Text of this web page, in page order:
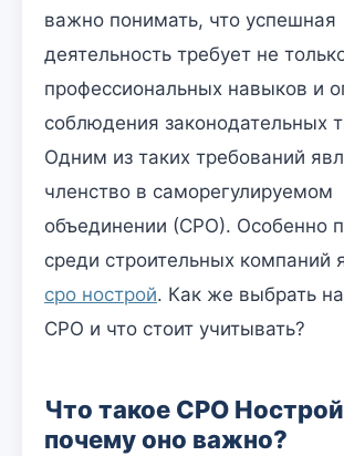
важно понимать, что успешная
деятельность требует не
профессиональных навыков и
соблюдения законодательных
Одним из таких требований
членство в саморегулируемом
объединении (СРО). Особенно
среди строительных компаний
сро нострой. Как же выбрать
СРО и что стоит учитывать?
Что такое СРО
почему оно важно?